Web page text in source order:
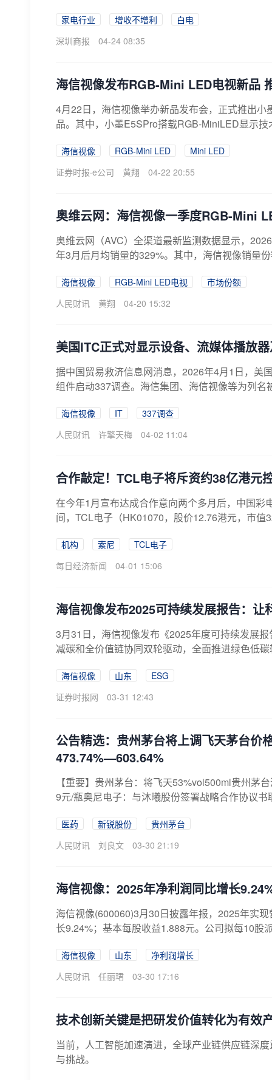
家电行业 增收不增利
白电
深圳商报
04-24 08:35
海信视像发布RGB-Mini LED电视新品
4月22日，海信视像举办新品发布会，正式推出
品。其中，小墨E5SPro搭载RGB-MiniLED显示技
海信视像 RGB-Mini LED
Mini LED
证券时报·e公司
黄翔 04-22 20:55
奥维云网：海信视像一季度RGB-Mini
奥维云网（AVC）全渠道最新监测数据显示，
年3月后月均销量的329%。其中，海信视像销量
海信视像 RGB-Mini LED电视
市场份额
人民财讯
黄翔 04-20 15:32
美国ITC正式对显示设备、流媒体播放
据中国贸易救济信息网消息，2026年4月1日，美
组件启动337调查。海信集团、海信视像等为列名
海信视像 IT
337调查
人民财讯
许擎天梅 04-02 11:04
合作敲定！TCL电子将斥资约38亿港元
在今年1月宣布达成合作意向两个多月后，中国
间，TCL电子（HK01070，股价12.76港元，市
机构 索尼
TCL电子
每日经济新闻
04-01 15:06
海信视像发布2025可持续发展报告：让
3月31日，海信视像发布《2025年度可持续发展
减碳和全价值链协同双轮驱动，全面推进绿色低
海信视像 山东
ESG
证券时报网
03-31 12:43
公告精选：贵州茅台将上调飞天茅台价
473.74%—603.64%
【重要】贵州茅台：将飞天53%vol500ml贵州茅
9元/瓶奥尼电子：与沐曦股份签署战略合作协议书
医药 新锐股份
贵州茅台
人民财讯
刘良文 03-30 21:19
海信视像：2025年净利润同比增长
海信视像(600060)3月30日披露年报，2025年实
长9.24%；基本每股收益1.888元。公司拟每10股
海信视像 山东
净利润增长
人民财讯
任丽珺 03-30 17:16
技术创新关键是把研发价值转化为有效
当前，人工智能加速演进，全球产业链供应链深
与挑战。